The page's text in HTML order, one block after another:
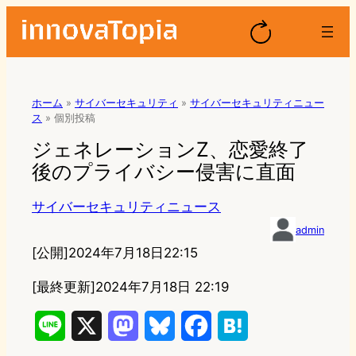
ホーム » サイバーセキュリティ » サイバーセキュリティニュー
ス » 個別投稿
ジェネレーションZ、恋愛終了
後のプライバシー侵害に直面
サイバーセキュリティニュース
admin
[公開]2024年7月18日22:15
[最終更新]2024年7月18日 22:19